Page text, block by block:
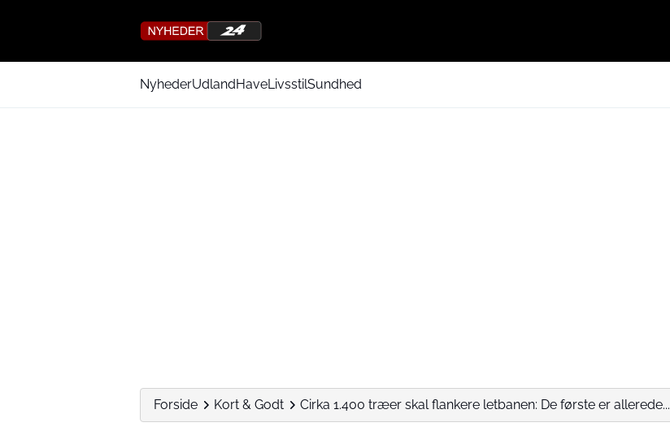
NyhederUdlandHaveLivsstilSundhed
Forside Kort & Godt Cirka 1.400 træer skal flankere letbanen: De første er allerede...